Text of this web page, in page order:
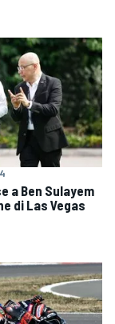
a Ben Sulayem
di Las Vegas